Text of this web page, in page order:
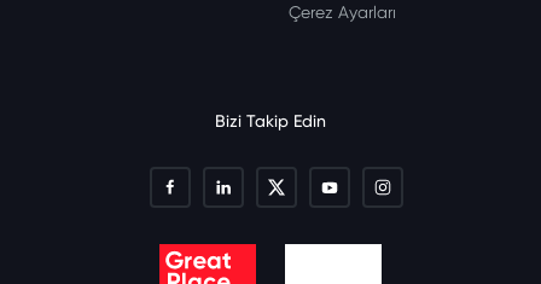
Çerez Ayarları
Bizi Takip Edin